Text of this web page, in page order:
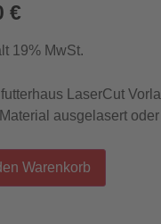
€
19% MwSt.
LaserCut
ausgelasert
Warenkorb